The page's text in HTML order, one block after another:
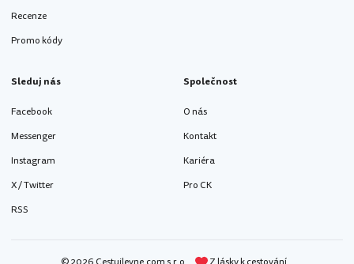
Recenze
Promo kódy
Sleduj nás
Facebook
Messenger
Instagram
X / Twitter
RSS
Společnost
O nás
Kontakt
Kariéra
Pro CK